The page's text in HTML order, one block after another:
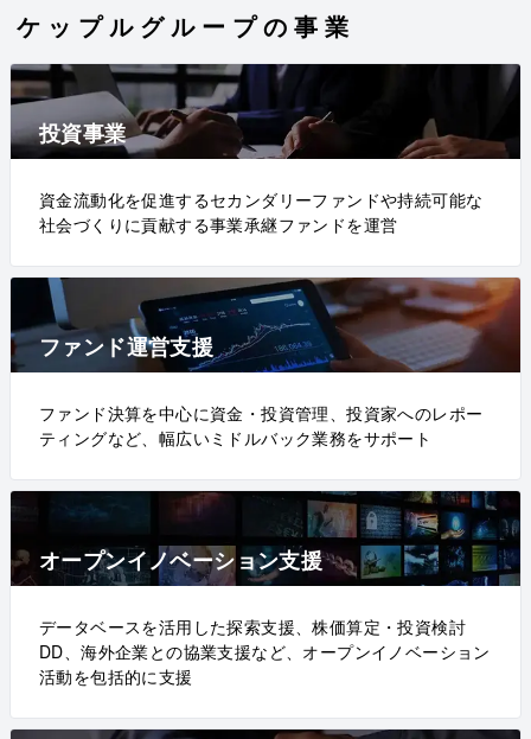
ケップルグループの事業
投資事業
資金流動化を促進するセカンダリーファンドや持続可能な
社会づくりに貢献する事業承継ファンドを運営
ファンド運営支援
ファンド決算を中心に資金・投資管理、投資家へのレポー
ティングなど、幅広いミドルバック業務をサポート
オープンイノベーション支援
データベースを活用した探索支援、株価算定・投資検討
DD、海外企業との協業支援など、オープンイノベーション
活動を包括的に支援